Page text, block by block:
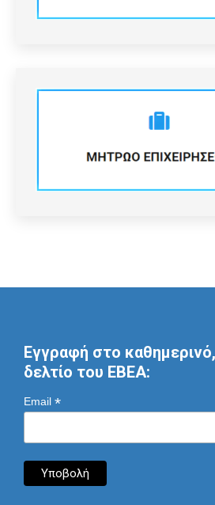
Εγγραφή στο
δελτίο του ΕΒΕΑ:
Email *